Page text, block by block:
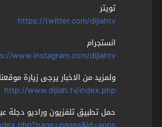
تويتر
https://twitter.com/dijlahtv
انستجرام
www.instagram.com/dijlahtv/
ولمزيد من الاخبار يرجى زيارة
http://www.dijlah.tv/index.php
حمل تطبيق تلفزيون وراديو دجلة